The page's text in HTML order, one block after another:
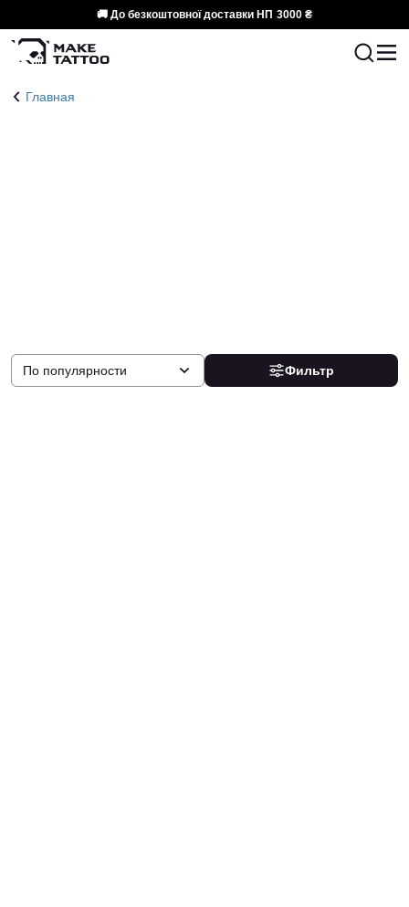
🚚 До безкоштовної доставки НП 3000 ₴
Главная
Фильтр
По популярности